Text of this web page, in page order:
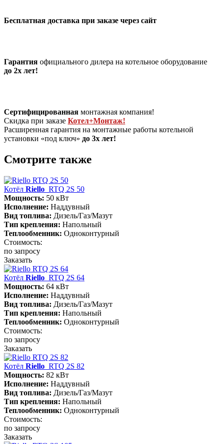
Бесплатная доставка при заказе через сайт
Гарантия официального дилера на котельное оборудование
до 2х лет!
Сертифицированная монтажная компания!
Скидка при заказе Котел+Монтаж!
Расширенная гарантия на монтажные работы котельной
установки «под ключ» до 3х лет!
Смотрите также
Котёл Riello RTQ 2S 50
Мощность: 50 кВт
Исполнение: Наддувный
Вид топлива: Дизель/Газ/Мазут
Тип крепления: Напольный
Теплообменник: Одноконтурный
Стоимость:
по запросу
Заказать
Котёл Riello RTQ 2S 64
Мощность: 64 кВт
Исполнение: Наддувный
Вид топлива: Дизель/Газ/Мазут
Тип крепления: Напольный
Теплообменник: Одноконтурный
Стоимость:
по запросу
Заказать
Котёл Riello RTQ 2S 82
Мощность: 82 кВт
Исполнение: Наддувный
Вид топлива: Дизель/Газ/Мазут
Тип крепления: Напольный
Теплообменник: Одноконтурный
Стоимость:
по запросу
Заказать